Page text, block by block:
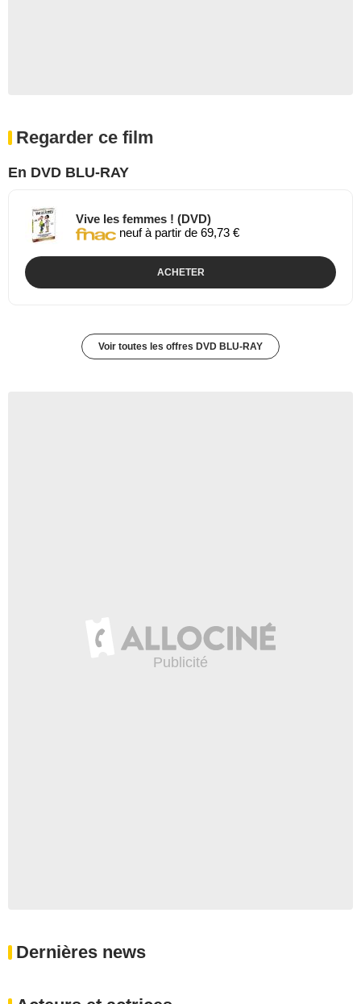
Regarder ce film
En DVD BLU-RAY
Vive les femmes ! (DVD)
neuf à partir de 69,73 €
ACHETER
Voir toutes les offres DVD BLU-RAY
Dernières news